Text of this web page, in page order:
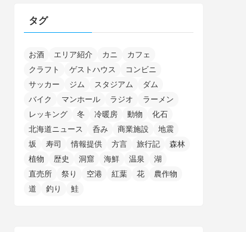
(11)
(7)
(21)
(4)
(7)
(2)
(5)
(2)
(72)
(4)
(4)
(6)
(5)
(5)
(35)
(11)
(2)
(43)
(5)
(8)
(1)
(3)
(9)
(15)
(2)
(1)
(11)
(12)
(4)
(7)
(5)
(5)
(24)
(3)
(1)
(31)
(7)
(12)
(4)
(27)
(6)
(9)
(5)
(8)
(5)
(10)
(2)
(1)
(96)
(6)
(4)
(1)
(4)
タグ
お酒 エリア紹介 カニ
カフェ
クラフト
ゲストハウス
コンビニ
サッカー
ジム スタジアム
ダム
バイク
マンホール ラジオ
ラーメン
レッキング
冬 冷暖房 動物
化石
北海道ニュース
呑み 商業施設
地震
坂
寿司 情報提供 方言 旅行記
森林
植物
歴史 洞窟 海鮮 温泉
湖
直売所
祭り 空港 紅葉 花
農作物
道
釣り 鮭